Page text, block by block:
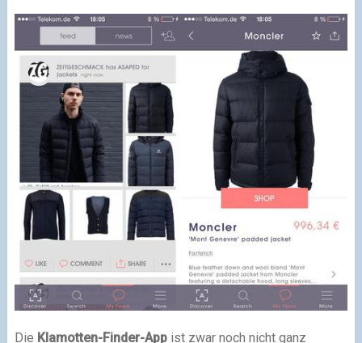
Die Klamotten-Finder-Appist zwar noch nicht ganz